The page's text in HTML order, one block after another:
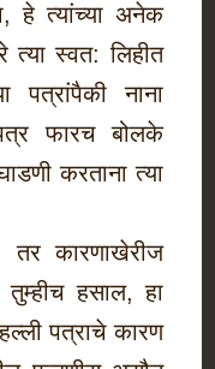
हे त्यांच्या अनेक
त्या स्वत: लिहीत
पत्रांपैकी नाना
फारच बोलके
करताना त्या
तर कारणाखेरीज
तुम्हीच हसाल, हा
पत्राचे कारण